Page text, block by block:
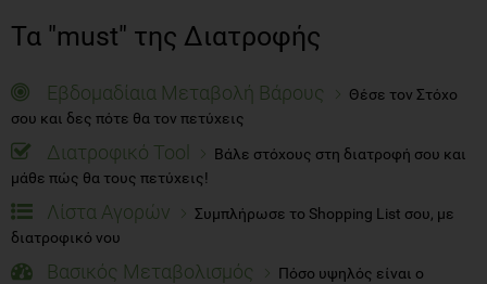
Τα "must" της Διατροφής
Εβδομαδίαια Μεταβολή Βάρους
Θέσε τον Στόχο
σου και δες πότε θα τον πετύχεις
Διατροφικό Tool
Βάλε στόχους στη διατροφή σου και
μάθε πώς θα τους πετύχεις!
Λίστα Αγορών
Συμπλήρωσε το Shopping List σου, με
διατροφικό νου
Βασικός Μεταβολισμός
Πόσο υψηλός είναι ο